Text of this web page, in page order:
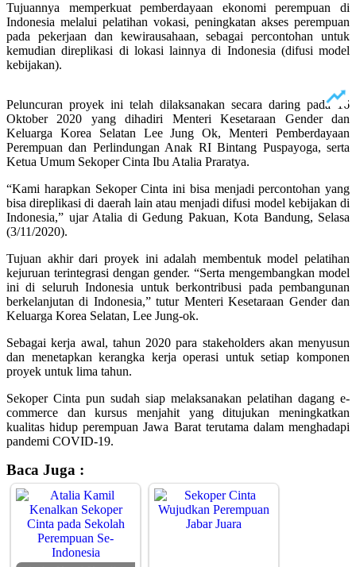
Tujuannya memperkuat pemberdayaan ekonomi perempuan di
Indonesia melalui pelatihan vokasi, peningkatan akses perempuan
pada pekerjaan dan kewirausahaan, sebagai percontohan untuk
kemudian direplikasi di lokasi lainnya di Indonesia (difusi model
kebijakan).
Peluncuran proyek ini telah dilaksanakan secara daring pada 16
Oktober 2020 yang dihadiri Menteri Kesetaraan Gender dan
Keluarga Korea Selatan Lee Jung Ok, Menteri Pemberdayaan
Perempuan dan Perlindungan Anak RI Bintang Puspayoga, serta
Ketua Umum Sekoper Cinta Ibu Atalia Praratya.
“Kami harapkan Sekoper Cinta ini bisa menjadi percontohan yang
bisa direplikasi di daerah lain atau menjadi difusi model kebijakan di
Indonesia,” ujar Atalia di Gedung Pakuan, Kota Bandung, Selasa
(3/11/2020).
Tujuan akhir dari proyek ini adalah membentuk model pelatihan
kejuruan terintegrasi dengan gender. “Serta mengembangkan model
ini di seluruh Indonesia untuk berkontribusi pada pembangunan
berkelanjutan di Indonesia,” tutur Menteri Kesetaraan Gender dan
Keluarga Korea Selatan, Lee Jung-ok.
Sebagai kerja awal, tahun 2020 para stakeholders akan menyusun
dan menetapkan kerangka kerja operasi untuk setiap komponen
proyek untuk lima tahun.
Sekoper Cinta pun sudah siap melaksanakan pelatihan dagang e-
commerce dan kursus menjahit yang ditujukan meningkatkan
kualitas hidup perempuan Jawa Barat terutama dalam menghadapi
pandemi COVID-19.
Baca Juga :